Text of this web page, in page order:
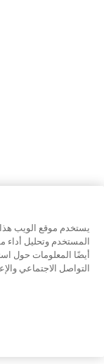
يستخدم موقع الويب
المستخدم وتحليل أداء
أيضًا المعلومات حول
التواصل الاجتماعي